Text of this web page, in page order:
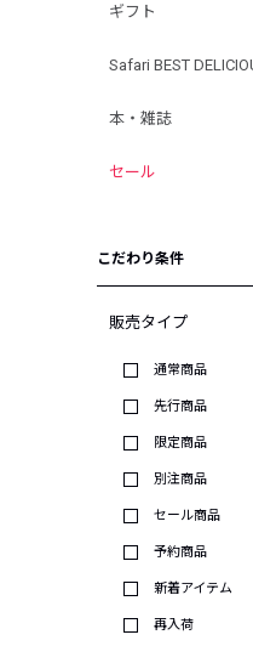
ギフト
Safari BEST
本・雑誌
セール
こだわり条件
販売タイプ
通常商品
先行商品
限定商品
別注商品
セール商品
予約商品
新着アイテム
再入荷